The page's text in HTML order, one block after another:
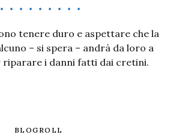
tenere duro e aspettare che la
– si spera – andrà da loro a
riparare i danni fatti dai cretini.
BLOGROLL